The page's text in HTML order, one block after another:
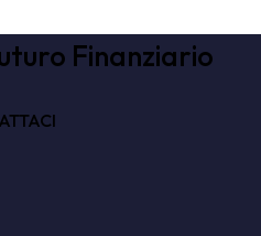
Finanziario